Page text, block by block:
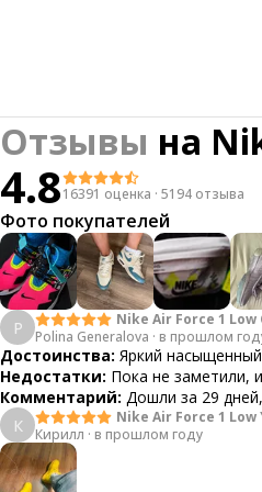
Отзывы на
4.816391 оценка · 5194 отзыва
Фото покупателей
P
Nike Air Force 1
Polina Generalova · в прошлом
Достоинства: Яркий
Недостатки: Пока не заметили,
Комментарий: Дошли за 29
К
Nike Air Force 1 Low
Кирилл · в прошлом году